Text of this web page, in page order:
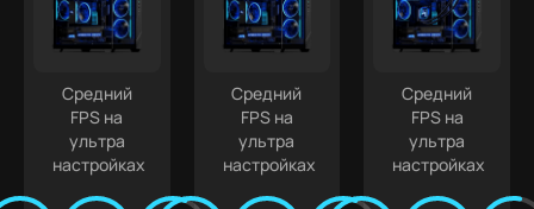
Средний
FPS на
ультра
настройках
Средний
FPS на
ультра
настройках
Средний
FPS на
ультра
настройках